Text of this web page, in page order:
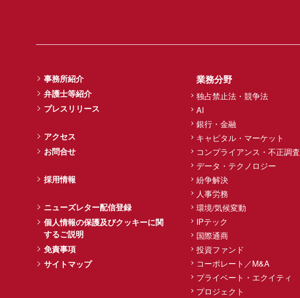
事務所紹介
弁護士等紹介
プレスリリース
アクセス
お問合せ
採用情報
ニューズレター配信登録
個人情報の保護及びクッキーに関
するご説明
免責事項
サイトマップ
業務分野
独占禁止法・競争法
AI
銀行・金融
キャピタル・マーケット
コンプライアンス・不正調査
データ・テクノロジー
紛争解決
人事労務
環境/気候変動
IPテック
国際通商
投資ファンド
コーポレート／M&A
プライベート・エクイティ
プロジェクト